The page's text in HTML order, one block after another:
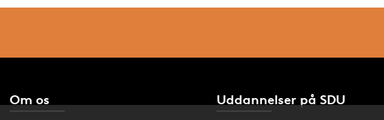
Om os Uddannelser på SDU